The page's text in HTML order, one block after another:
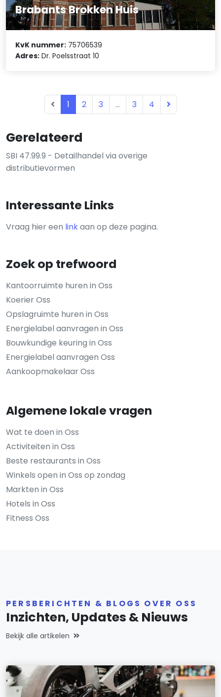
Gerelateerd
SBI 47.99.9 - Detailhandel via overige
distributievormen
Interessante Links
Vraag hier een linkaan op deze pagina.
Zoek op trefwoord
Kantoorruimte huren in Oss
Koerier Oss
Opslagruimte huren in Oss
Energielabel aanvragen in Oss
Bouwkundige keuring in Oss
Energielabel aanvragen Oss
Aankoopmakelaar Oss
Algemene lokale vragen
Wat te doen in Oss
Activiteiten in Oss
Beste restaurants in Oss
Winkels open in Oss op zondag
Markten in Oss
Hotels in Oss
Fitness Oss
Brabants Brokken Huis
KvK nummer: 75706539
Adres: Dr. Poelsstraat 10
1 2 3 ... 3 4
PERSBERICHTEN & BLOGS OVER OSS
Inzichten, Updates & Nieuws
Bekijk alle artikelen